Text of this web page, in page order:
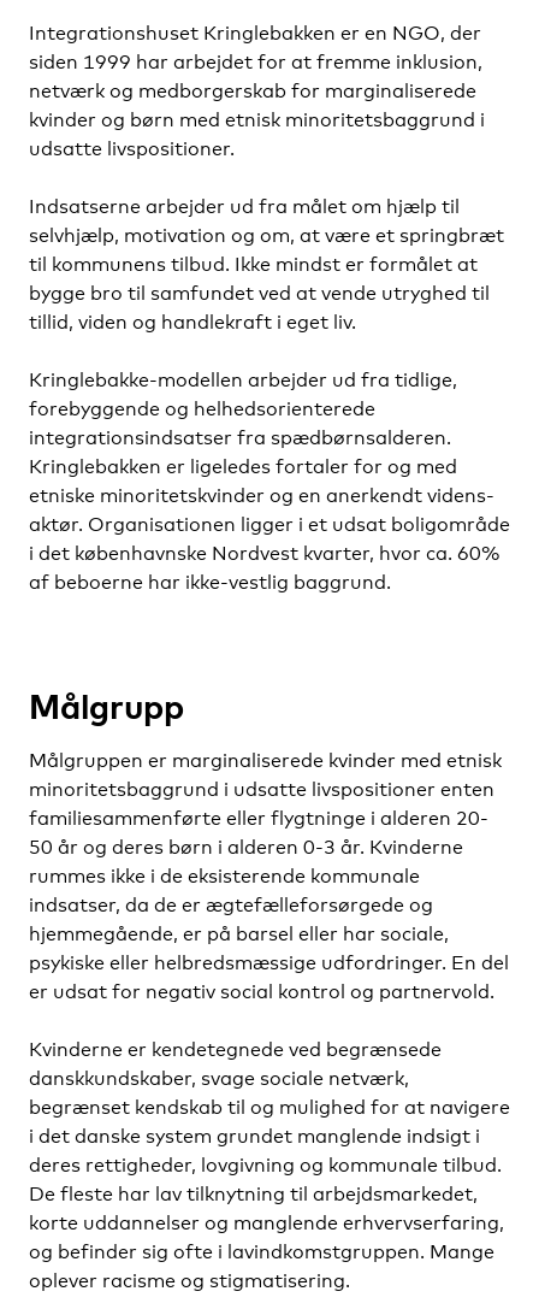
Integrationshuset Kringlebakken er en NGO, der
siden 1999 har arbejdet for at fremme inklusion,
netværk og medborgerskab for marginaliserede
kvinder og børn med etnisk minoritetsbaggrund i
udsatte livspositioner.
Indsatserne arbejder ud fra målet om hjælp til
selvhjælp, motivation og om, at være et springbræt
til kommunens tilbud. Ikke mindst er formålet at
bygge bro til samfundet ved at vende utryghed til
tillid, viden og handlekraft i eget liv.
Kringlebakke-modellen arbejder ud fra tidlige,
forebyggende og helhedsorienterede
integrationsindsatser fra spædbørnsalderen.
Kringlebakken er ligeledes fortaler for og med
etniske minoritetskvinder og en anerkendt videns-
aktør. Organisationen ligger i et udsat boligområde
i det københavnske Nordvest kvarter, hvor ca. 60%
af beboerne har ikke-vestlig baggrund.
Målgrupp
Målgruppen er marginaliserede kvinder med etnisk
minoritetsbaggrund i udsatte livspositioner enten
familiesammenførte eller flygtninge i alderen 20-
50 år og deres børn i alderen 0-3 år. Kvinderne
rummes ikke i de eksisterende kommunale
indsatser, da de er ægtefælleforsørgede og
hjemmegående, er på barsel eller har sociale,
psykiske eller helbredsmæssige udfordringer. En del
er udsat for negativ social kontrol og partnervold.
Kvinderne er kendetegnede ved begrænsede
danskkundskaber, svage sociale netværk,
begrænset kendskab til og mulighed for at navigere
i det danske system grundet manglende indsigt i
deres rettigheder, lovgivning og kommunale tilbud.
De fleste har lav tilknytning til arbejdsmarkedet,
korte uddannelser og manglende erhvervserfaring,
og befinder sig ofte i lavindkomstgruppen. Mange
oplever racisme og stigmatisering.